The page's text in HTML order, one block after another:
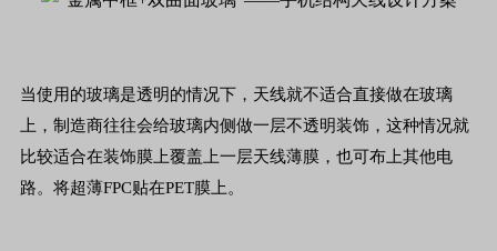
当使用的玻璃是透明的情况下，天线就不适合直接做在玻璃
上，制造商往往会给玻璃内侧做一层不透明装饰，这种情况就
比较适合在装饰膜上覆盖上一层天线薄膜，也可布上其他电
路。将超薄FPC贴在PET膜上。